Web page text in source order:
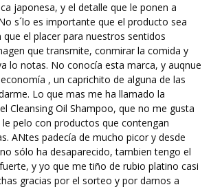
japonesa, y el detalle que le ponen a
s´lo es importante que el producto sea
el placer para nuestros sentidos
que transmite, conmirar la comida y
lo notas. No conocía esta marca, y auqnue
, un caprichito de alguna de las
Lo que mas me ha llamado la
Cleansing Oil Shampoo, que no me gusta
pelo con productos que contengan
ANtes padecía de mucho picor y desde
sólo ha desaparecido, tambien tengo el
y yo que me tiño de rubio platino casi
gracias por el sorteo y por darnos a